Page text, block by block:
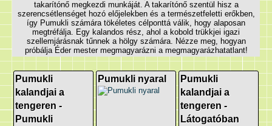
takarítónő megkezdi munkáját. A takarítónő szentül hisz a
szerencsétlenséget hozó előjelekben és a természetfeletti erőkben,
így Pumukli számára tökéletes célponttá válik, hogy alaposan
megtréfálja. Egy kalandos rész, ahol a kobold trükkjei igazi
szellemjárásnak tűnnek a hölgy számára. Nézze meg, hogyan
próbálja Éder mester megmagyarázni a megmagyarázhatatlant!
Pumukli
kalandjai a
tengeren -
Pumukli
Pumukli nyaral
Pumukli
kalandjai a
tengeren -
Látogatóban